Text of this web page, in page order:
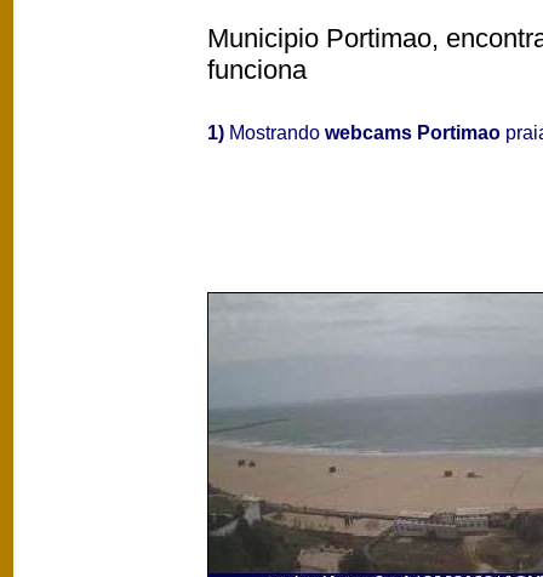
Municipio Portimao,
funciona
1) Mostrando webcams Portimao